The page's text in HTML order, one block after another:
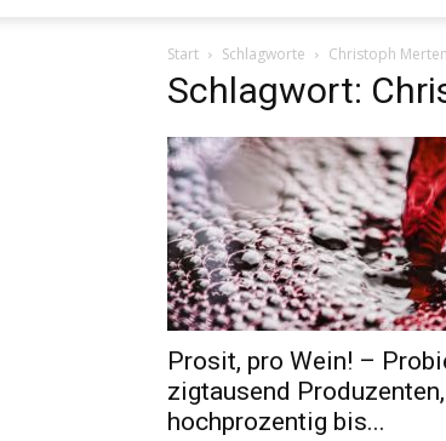
Start Schlagworte Christoph Merten
Schlagwort:
Prosit, pro Wein! –
zigtausend
hochprozentig bis...